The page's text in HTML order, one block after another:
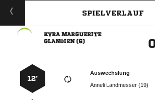
SPIELVERLAUF
 
 
Auswechslung
  
12’